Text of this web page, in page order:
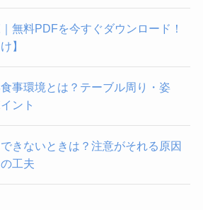
無料PDFを今すぐダウンロード！
】
事環境とは？テーブル周り・姿
ント
きないときは？注意がそれる原因
工夫